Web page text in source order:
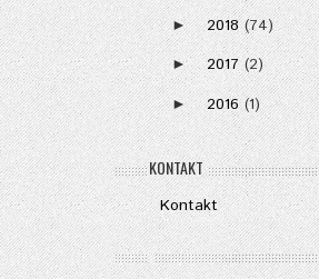
► 2018 (74)
► 2017 (2)
► 2016 (1)
KONTAKT
Kontakt